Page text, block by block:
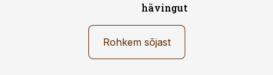
hävingut
Rohkem sõjast